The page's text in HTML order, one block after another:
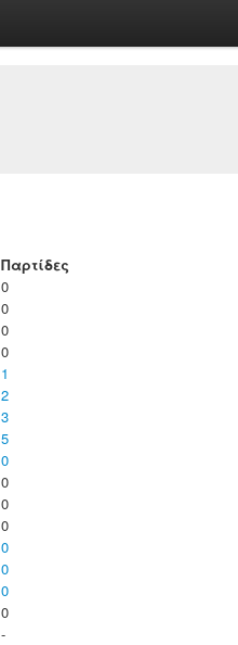
Παρτίδες
0
0
0
0
1
2
3
5
0
0
0
0
0
0
0
0
-